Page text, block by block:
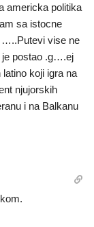
americka politika
sa istocne
…..Putevi vise ne
postao .g….ej
koji igra na
njujorskih
i na Balkanu